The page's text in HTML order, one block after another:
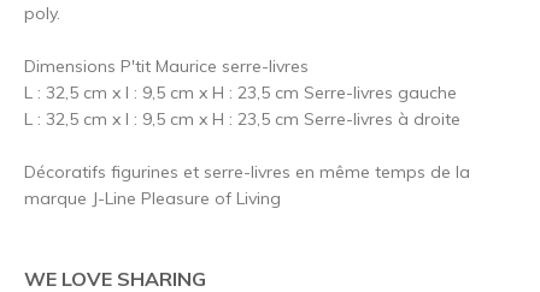
poly.
Dimensions P'tit Maurice serre-livres
L : 32,5 cm x l : 9,5 cm x H : 23,5 cm Serre-livres gauche
L : 32,5 cm x l : 9,5 cm x H : 23,5 cm Serre-livres à droite
Décoratifs figurines et serre-livres en même temps de la
marque J-Line Pleasure of Living
WE LOVE SHARING